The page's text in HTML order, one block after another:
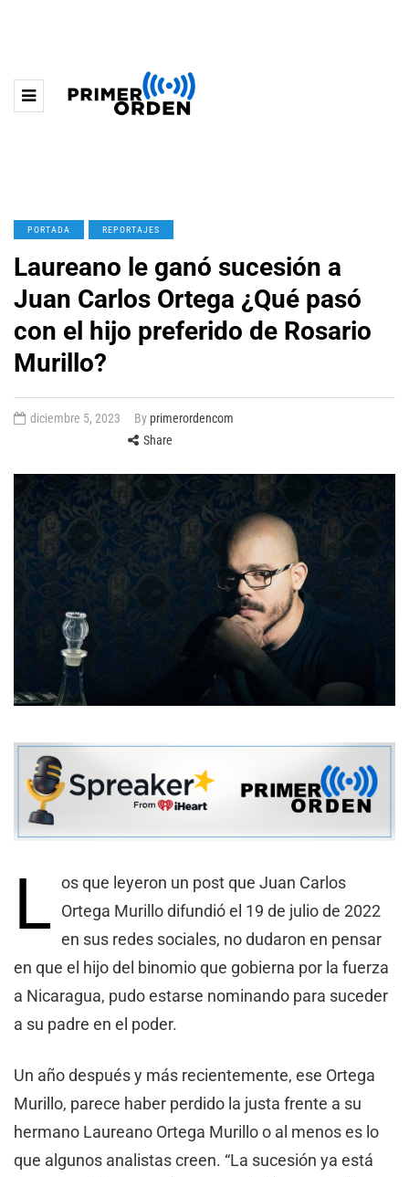
PORTADA REPORTAJES
Laureano le ganó sucesión a
Juan Carlos Ortega ¿Qué pasó
con el hijo preferido de Rosario
Murillo?
diciembre 5, 2023 By primerordencom
Share
L os que leyeron un post que Juan Carlos
Ortega Murillo difundió el 19 de julio de 2022
en sus redes sociales, no dudaron en pensar
en que el hijo del binomio que gobierna por la fuerza
a Nicaragua, pudo estarse nominando para suceder
a su padre en el poder.
Un año después y más recientemente, ese Ortega
Murillo, parece haber perdido la justa frente a su
hermano Laureano Ortega Murillo o al menos es lo
que algunos analistas creen. “La sucesión ya está